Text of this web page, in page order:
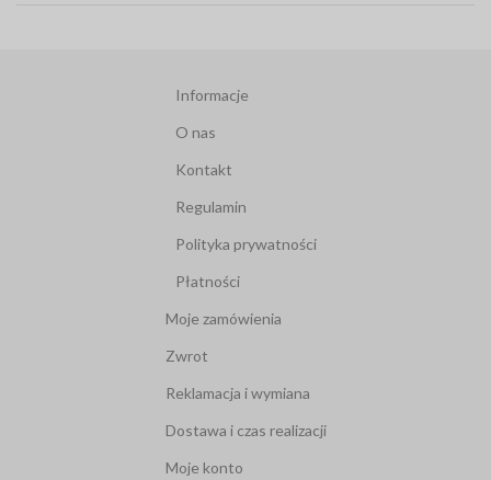
Informacje
O nas
Kontakt
Regulamin
Polityka prywatności
Płatności
Moje zamówienia
Zwrot
Reklamacja i wymiana
Dostawa i czas realizacji
Moje konto